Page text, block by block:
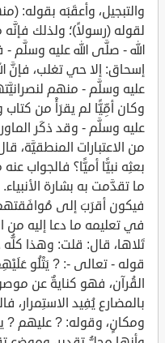
والتبجيل، وأعقَبَه
لقوله (رسولاً)؛ ولذلك
الله - صلَّى الله عليه وسلَّم
إسحاق: إلا حي تغلب، فإنَّ
عليه وسلَّم - منهم
وكان أمِّيًّا لم يقرَأْ من
عليه وسلَّم - وقد ذكَر
من الاعتبارات المنطقيَّة،
بعثِه نبيًّا أميًّا؟ فالجواب
ما تقدَّمت به بشارة
فيكون أقرَبَ إلى
في تعليمه ما دعا إليه من
تَلاها، قال: قلت: وهذا
القُرآن، فهو كنايةٌ عن
بالمضارع يُفِيد
ومكانٍ، وقوله: ? عليهم ?